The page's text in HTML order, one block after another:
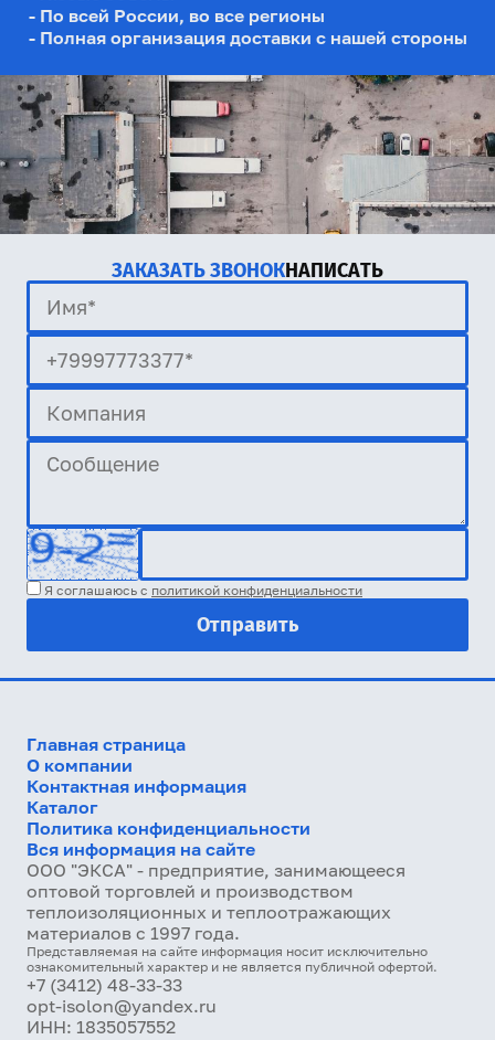
По всей России, во все регионы
Полная организация доставки с нашей стороны
ЗАКАЗАТЬ ЗВОНОКНАПИСАТЬ
Я соглашаюсь с политикой конфиденциальности
Главная страница
О компании
Контактная информация
Каталог
Политика конфиденциальности
Вся информация на сайте
ООО "ЭКСА" - предприятие, занимающееся
оптовой торговлей и производством
теплоизоляционных и теплоотражающих
материалов с 1997 года.
Представляемая на сайте информация носит исключительно
ознакомительный характер и не является публичной офертой.
+7 (3412) 48-33-33
opt-isolon@yandex.ru
ИНН: 1835057552